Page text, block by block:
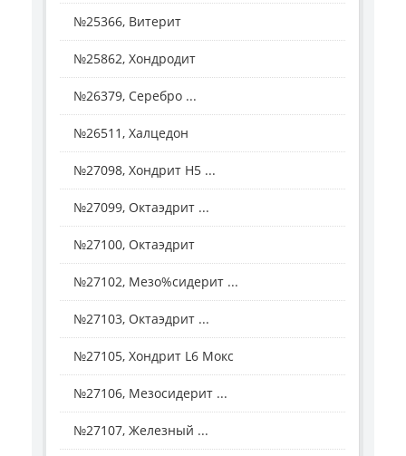
№25366, Витерит
№25862, Хондродит
№26379, Серебро ...
№26511, Халцедон
№27098, Хондрит H5 ...
№27099, Октаэдрит ...
№27100, Октаэдрит
№27102, Мезо%сидерит ...
№27103, Октаэдрит ...
№27105, Хондрит L6 Мокс
№27106, Мезосидерит ...
№27107, Железный ...